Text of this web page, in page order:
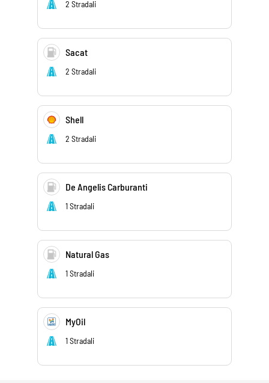
2 Stradali
Sacat
2 Stradali
Shell
2 Stradali
De Angelis Carburanti
1 Stradali
Natural Gas
1 Stradali
MyOil
1 Stradali